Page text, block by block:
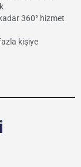
360° hizmet
kişiye